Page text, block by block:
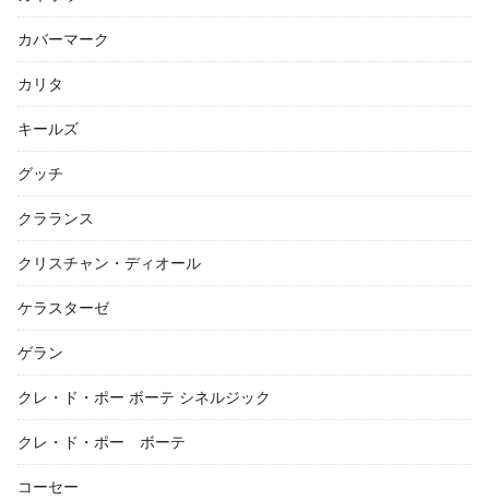
カバーマーク
カリタ
キールズ
グッチ
クラランス
クリスチャン・ディオール
ケラスターゼ
ゲラン
クレ・ド・ポー ボーテ シネルジック
クレ・ド・ポー ボーテ
コーセー